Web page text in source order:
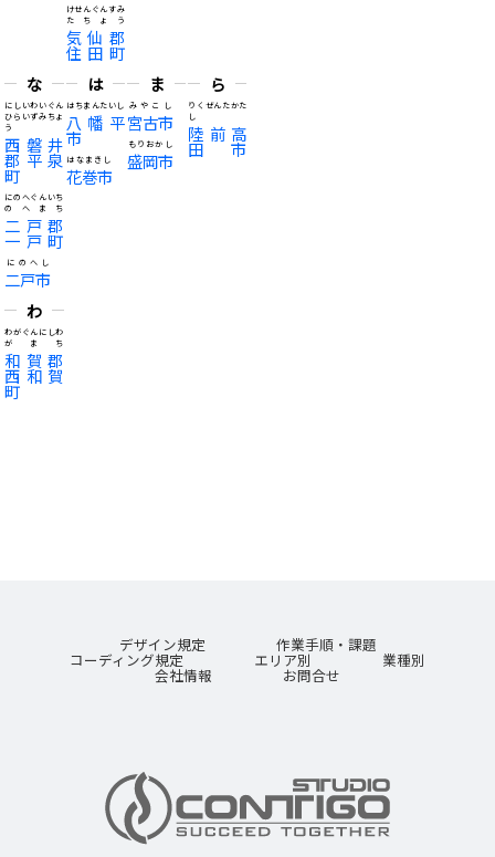
気仙郡
住田町
けせんぐんすみ
たちょう
な
西磐井
郡平泉
町
にしいわいぐん
ひらいずみちょ
う
二戸郡
一戸町
にのへぐんいち
のへまち
二戸市
にのへし
は
八幡平
市
はちまんたいし
花巻市
はなまきし
ま
宮古市
みやこし
盛岡市
もりおかし
ら
陸前高
田市
りくぜんたかた
し
わ
和賀郡
西和賀
町
わがぐんにしわ
がまち
デザイン規定 作業手順・課題
コーディング規定 エリア別 業種別
会社情報 お問合せ